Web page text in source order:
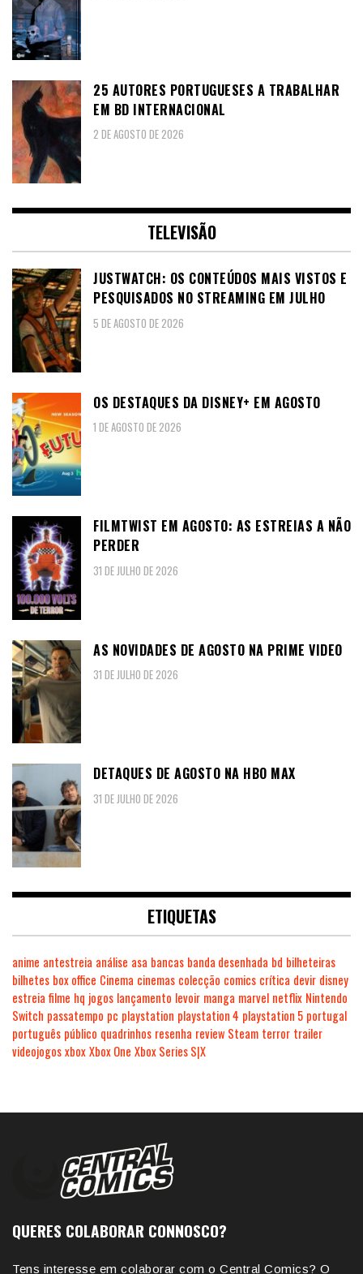
25 AUTORES PORTUGUESES A TRABALHAR
EM BD INTERNACIONAL
2 DE AGOSTO DE 2026
TELEVISÃO
JUSTWATCH: OS CONTEÚDOS MAIS VISTOS E
PESQUISADOS NO STREAMING EM JULHO
5 DE AGOSTO DE 2026
OS DESTAQUES DA DISNEY+ EM AGOSTO
1 DE AGOSTO DE 2026
FILMTWIST EM AGOSTO: AS ESTREIAS A NÃO
PERDER
31 DE JULHO DE 2026
AS NOVIDADES DE AGOSTO NA PRIME VIDEO
31 DE JULHO DE 2026
DETAQUES DE AGOSTO NA HBO MAX
31 DE JULHO DE 2026
ETIQUETAS
anime antestreia análise asa bancas banda desenhada bd bilheteiras
bilhetes box office Cinema cinemas colecção comics crítica devir disney
estreia filme hq jogos lançamento levoir manga marvel netflix Nintendo
Switch passatempo pc playstation playstation 4 playstation 5 portugal
português público quadrinhos resenha review Steam terror trailer
videojogosxboxXbox One Xbox Series S|X
QUERES COLABORAR CONNOSCO?
Tens interesse em colaborar com o Central Comics? O